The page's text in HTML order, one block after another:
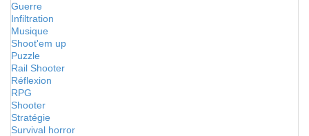
Guerre
Infiltration
Musique
Shoot'em up
Puzzle
Rail Shooter
Réflexion
RPG
Shooter
Stratégie
Survival horror